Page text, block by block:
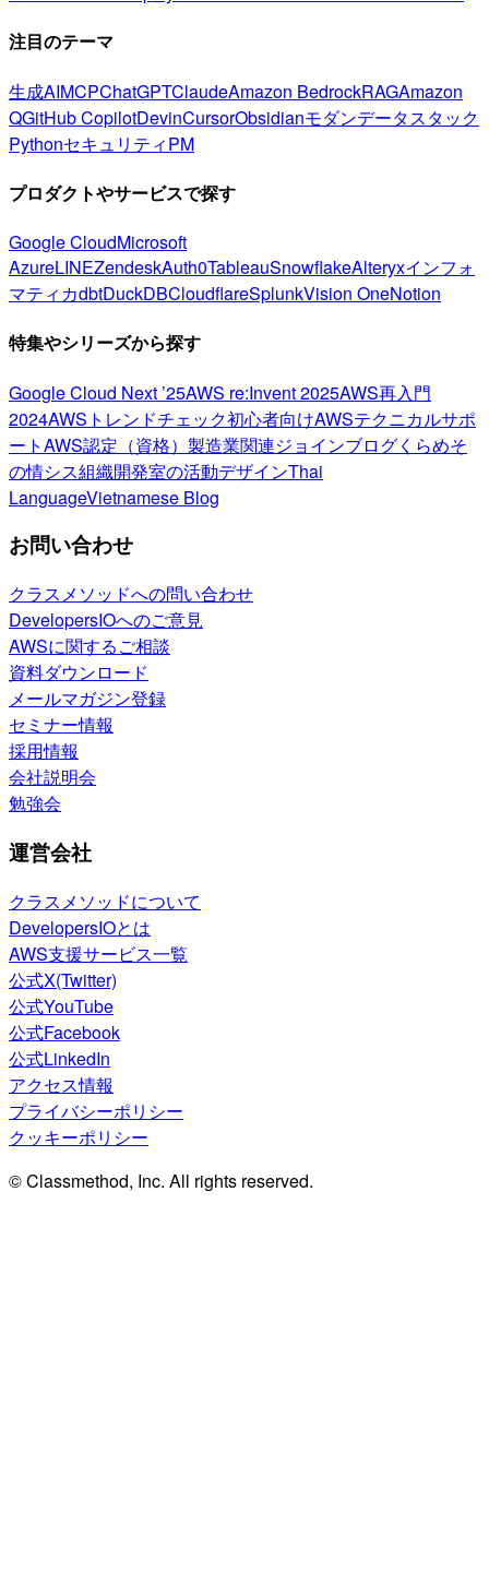
注目のテーマ
生成AIMCPChatGPTClaudeAmazon BedrockRAGAmazon
QGitHub CopilotDevinCursorObsidianモダンデータスタック
PythonセキュリティPM
プロダクトやサービスで探す
Google CloudMicrosoft
AzureLINEZendeskAuth0TableauSnowflakeAlteryxインフォ
マティカdbtDuckDBCloudflareSplunkVision OneNotion
特集やシリーズから探す
Google Cloud Next ’25AWS re:Invent 2025AWS再入門
2024AWSトレンドチェック初心者向けAWSテクニカルサポ
ートAWS認定（資格） 製造業関連ジョインブログくらめそ
の情シス組織開発室の活動デザインThai
LanguageVietnamese Blog
お問い合わせ
クラスメソッドへの問い合わせ
DevelopersIOへのご意見
AWSに関するご相談
資料ダウンロード
メールマガジン登録
セミナー情報
採用情報
会社説明会
勉強会
運営会社
クラスメソッドについて
DevelopersIOとは
AWS支援サービス一覧
公式X(Twitter)
公式YouTube
公式Facebook
公式LinkedIn
アクセス情報
プライバシーポリシー
クッキーポリシー
© Classmethod, Inc. All rights reserved.